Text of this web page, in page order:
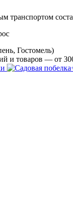
транспортом
Гостомель)
и товаров — от